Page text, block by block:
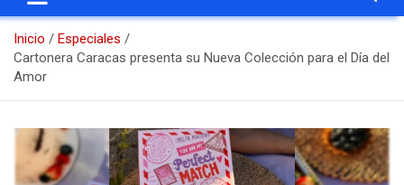
Inicio
Especiales
Cartonera Caracas presenta su Nueva Colección para el Día del
Amor